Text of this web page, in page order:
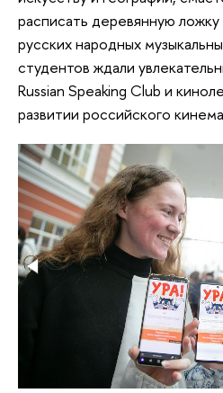
расписать деревянную ложку
русских народных
студентов ждали
Russian Speaking Club и
развитии российского